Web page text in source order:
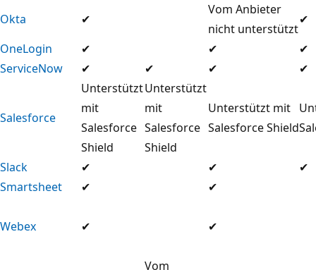
Okta
✔
Vom Anbieter
nicht unterstützt
✔
OneLogin
✔ ✔
✔
ServiceNow
✔ ✔ ✔ ✔
Salesforce
Unterstützt
mit
Salesforce
Shield
Unterstützt
mit
Salesforce
Shield
Unterstützt mit
Salesforce Shield
Slack ✔ ✔
✔
Smartsheet
✔ ✔
Webex ✔ ✔
Vom